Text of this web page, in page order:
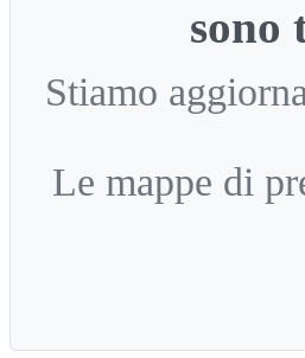
sono
Stiamo
Le mappe di